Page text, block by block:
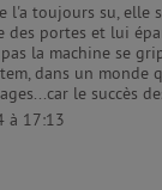
toujours su, elle
portes et lui
la machine se
dans un
le succès
à 17:13